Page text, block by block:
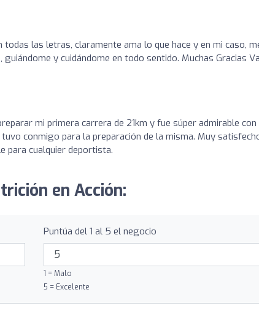
todas las letras, claramente ama lo que hace y en mi caso,
y cuidándome en todo sentido. Muchas Gracias
mi primera carrera de 21km y fue súper admirable con
conmigo para la preparación de la misma. Muy
para cualquier deportista.
en Acción:
Puntúa del 1 al 5 el negocio
1 = Malo
5 = Excelente